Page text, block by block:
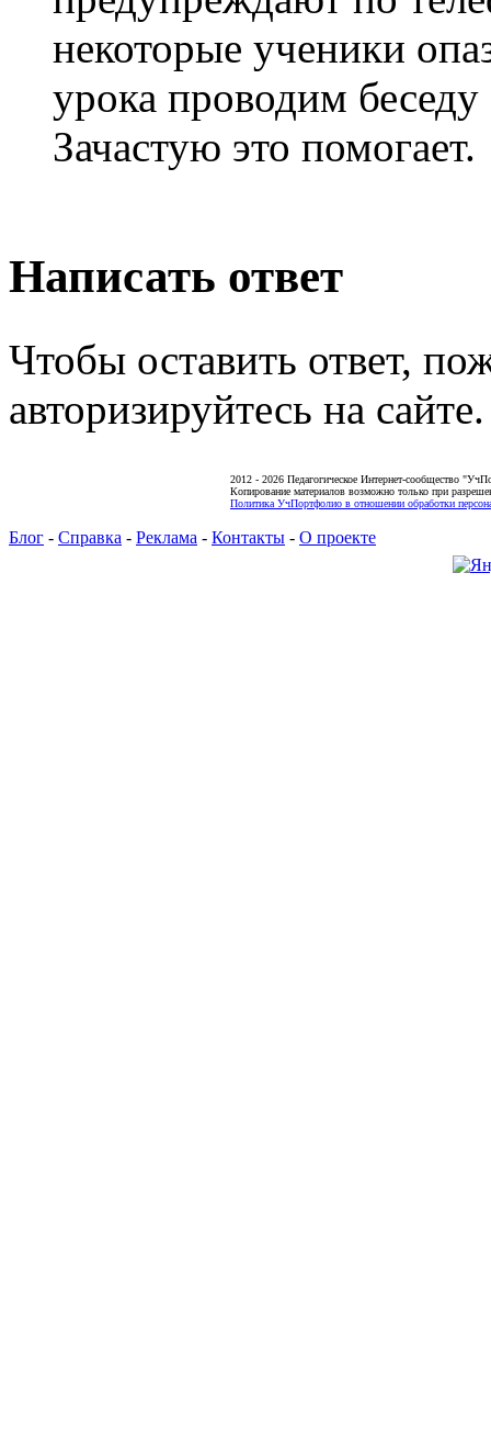
некоторые ученики
урока проводим
Зачастую это помогает.
Написать ответ
Чтобы оставить ответ,
авторизируйтесь на сайте.
2012 - 2026 Педагогическое Интернет-сообщество
Копирование материалов возможно только при
Политика УчПортфолио в отношении обработки
Блог - Справка - Реклама - Контакты - О проекте